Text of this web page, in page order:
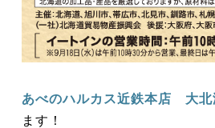
あべのハルカス近鉄本店 大北
ます！